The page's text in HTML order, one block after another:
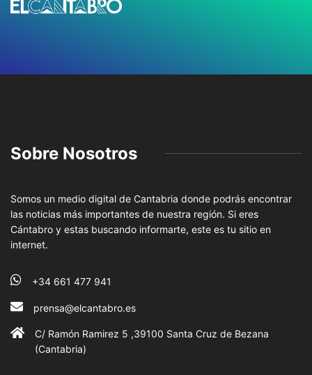
Sobre Nosotros
Somos un medio digital de Cantabria donde podrás encontrar
las noticias más importantes de nuestra región. Si eres
Cántabro y estas buscando informarte, este es tu sitio en
internet.
+34 661 477 941
prensa@elcantabro.es
C/ Ramón Ramirez 5 ,39100 Santa Cruz de Bezana
(Cantabria)